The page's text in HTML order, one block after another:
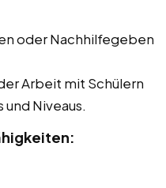
oder Nachhilfegeben
Arbeit mit Schülern
Niveaus.